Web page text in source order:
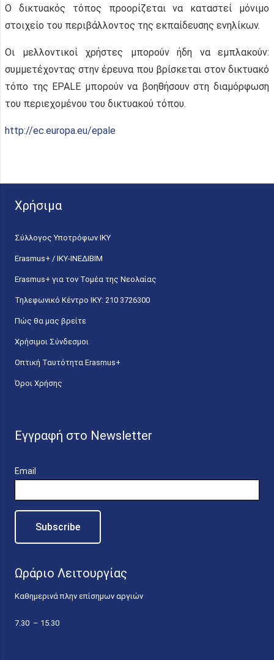
Ο δικτυακός τόπος προορίζεται να καταστεί μόνιμο
στοιχείο του περιβάλλοντος της εκπαίδευσης ενηλίκων.
Οι μελλοντικοί χρήστες μπορούν ήδη να εμπλακούν:
συμμετέχοντας στην έρευνα που βρίσκεται στον δικτυακό
τόπο της EPALE μπορούν να βοηθήσουν στη διαμόρφωση
του περιεχομένου του δικτυακού τόπου.
http://ec.europa.eu/epale
Χρήσιμα
Σύλλογος Υποτρόφων ΙΚΥ
Erasmus+ / ΙΚΥ-ΙΝΕΔΙΒΙΜ
Erasmus+ για τον Τομέα της Νεολαίας
Τηλεφωνικό Κέντρο IKY: 210 3726300
Πώς θα μας βρείτε
Χρήσιμοι Σύνδεσμοι
Οπτική Ταυτότητα Erasmus+
Όροι Χρήσης
Εγγραφή στο Newsletter
Email
Ωράριο Λειτουργίας
Καθημερινά πλην επίσημων αργιών
7.30 – 15.30